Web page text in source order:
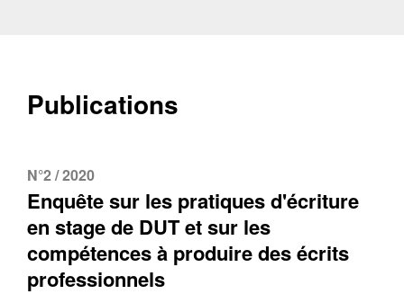
Publications
N°2 / 2020
Enquête sur les pratiques d'écriture
en stage de DUT et sur les
compétences à produire des écrits
professionnels